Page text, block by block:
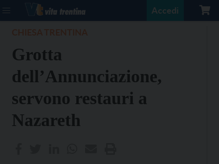
Accedi
Grotta
dell’Annunciazione,
servono restauri a
Nazareth